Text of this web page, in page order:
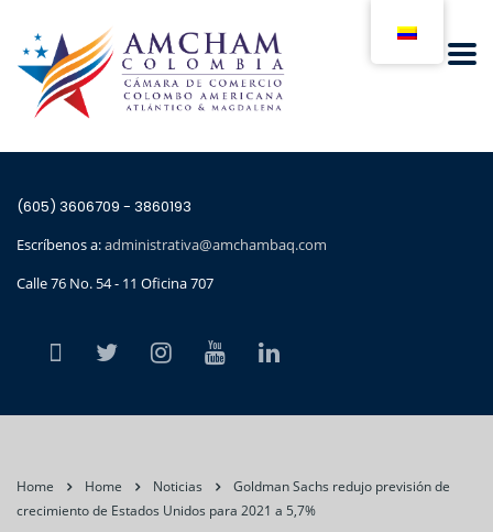
(605) 3606709 - 3860193
Escríbenos a:administrativa@amchambaq.com
Calle 76 No. 54 - 11 Oficina 707
Home Home Noticias
Goldman Sachs redujo previsión de
crecimiento de Estados Unidos para 2021 a 5,7%